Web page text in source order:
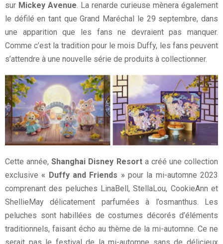
sur Mickey Avenue. La renarde curieuse mènera également
le défilé en tant que Grand Maréchal le 29 septembre, dans
une apparition que les fans ne devraient pas manquer.
Comme c’est la tradition pour le mois Duffy, les fans peuvent
s’attendre à une nouvelle série de produits à collectionner.
Cette année,Shanghai Disney Resorta créé une collection
exclusive « Duffy and Friends »pour la mi-automne 2023
comprenant des peluches LinaBell, StellaLou, CookieAnn et
ShellieMay délicatement parfumées à l’osmanthus. Les
peluches sont habillées de costumes décorés d’éléments
traditionnels, faisant écho au thème de la mi-automne. Ce ne